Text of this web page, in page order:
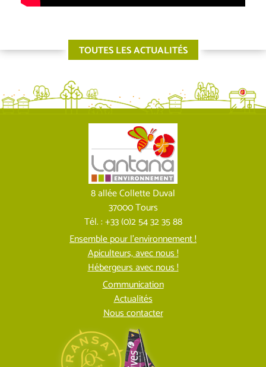
TOUTES LES ACTUALITÉS
8 allée Collette Duval
37000 Tours
Tél. : +33 (0)2 54 32 35 88
Ensemble pour l’environnement !
Apiculteurs, avec nous !
Hébergeurs avec nous !
Communication
Actualités
Nous contacter